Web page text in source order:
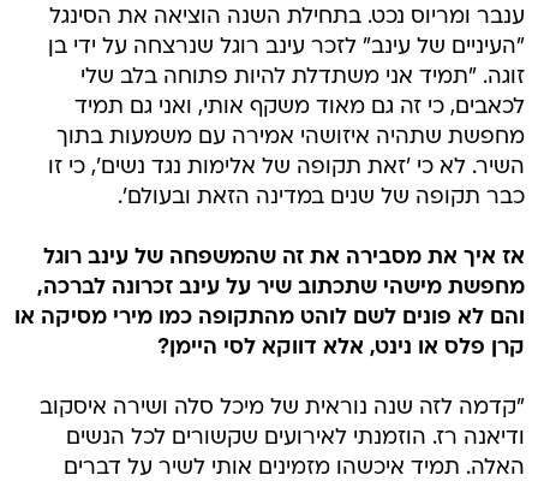
ענבר ומריוס נכט. בתחילת השנה הוציאה את הסינגל
"העיניים של עינב" לזכר עינב רוגל שנרצחה על ידי בן
זוגה. "תמיד אני משתדלת להיות פתוחה בלב שלי
לכאבים, כי זה גם מאוד משקף אותי, ואני גם תמיד
מחפשת שתהיה איזושהי אמירה עם משמעות בתוך
השיר. לא כי 'זאת תקופה של אלימות נגד נשים', כי זו
כבר תקופה של שנים במדינה הזאת ובעולם'.
אז איך את מסבירה את זה שהמשפחה של עינב רוגל
מחפשת מישהי שתכתוב שיר על עינב זכרונה לברכה,
והם לא פונים לשם לוהט מהתקופה כמו מירי מסיקה או
קרן פלס או נינט, אלא דווקא לסי היימן?
"קדמה לזה שנה נוראית של מיכל סלה ושירה איסקוב
ודיאנה רז. הוזמנתי לאירועים שקשורים לכל הנשים
האלה. תמיד איכשהו מזמינים אותי לשיר על דברים